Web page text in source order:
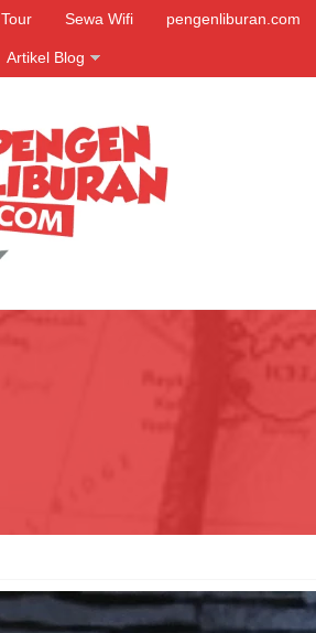
Tour Sewa Wifi pengenliburan.com
Artikel Blog